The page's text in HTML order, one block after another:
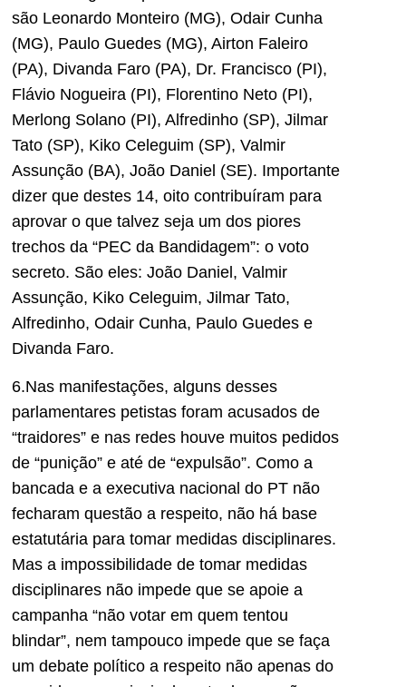
são Leonardo Monteiro (MG), Odair Cunha
(MG), Paulo Guedes (MG), Airton Faleiro
(PA), Divanda Faro (PA), Dr. Francisco (PI),
Flávio Nogueira (PI), Florentino Neto (PI),
Merlong Solano (PI), Alfredinho (SP), Jilmar
Tato (SP), Kiko Celeguim (SP), Valmir
Assunção (BA), João Daniel (SE). Importante
dizer que destes 14, oito contribuíram para
aprovar o que talvez seja um dos piores
trechos da “PEC da Bandidagem”: o voto
secreto. São eles: João Daniel, Valmir
Assunção, Kiko Celeguim, Jilmar Tato,
Alfredinho, Odair Cunha, Paulo Guedes e
Divanda Faro.
6.Nas manifestações, alguns desses
parlamentares petistas foram acusados de
“traidores” e nas redes houve muitos pedidos
de “punição” e até de “expulsão”. Como a
bancada e a executiva nacional do PT não
fecharam questão a respeito, não há base
estatutária para tomar medidas disciplinares.
Mas a impossibilidade de tomar medidas
disciplinares não impede que se apoie a
campanha “não votar em quem tentou
blindar”, nem tampouco impede que se faça
um debate político a respeito não apenas do